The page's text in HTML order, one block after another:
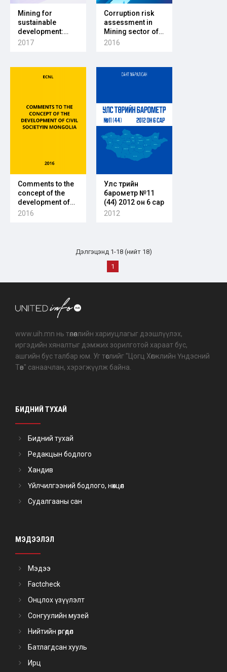
Mining for
sustainable
development:
mineral licensing
Mongolia
2017
Corruption risk
assessment in
Mining sector of
Mongolia
2016
Comments to the
concept of the
development of
civil society in
2016
Улс төрийн
барометр №11
(44) 2012 он 6 сар
2012
Дэлгэцэнд 1-18 (нийт 18)
1
www.uih.mn нь төлөөллийн хариуцлагыг дээшлүүлэх,
иргэдийн хяналтыг дэмжих зорилготой хараат бус,
ашгийн бус талбар юм. Уг төслийг "Цогц Хөгжлийн Үндэсний
Төв" санаачлан, хэрэгжүүлж байна.
БИДНИЙ ТУХАЙ
Бидний тухай
Редакцын бодлого
Хандив
Үйлчилгээний бодлого, нөхцөл
Судалгааны сан
МЭДЭЭЛЭЛ
Мэдээ
Factcheck
Онцлох үзүүлэлт
Сонгуулийн музей
Нийтийн өргөдөл
Батлагдсан хууль
Ирц